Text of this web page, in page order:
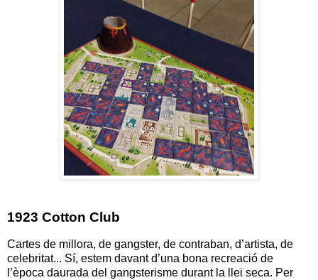
1923 Cotton Club
Cartes de millora, de gangster, de contraban, d’artista, de
celebritat... Sí, estem davant d’una bona recreació de
l’època daurada del gangsterisme durant la llei seca. Per